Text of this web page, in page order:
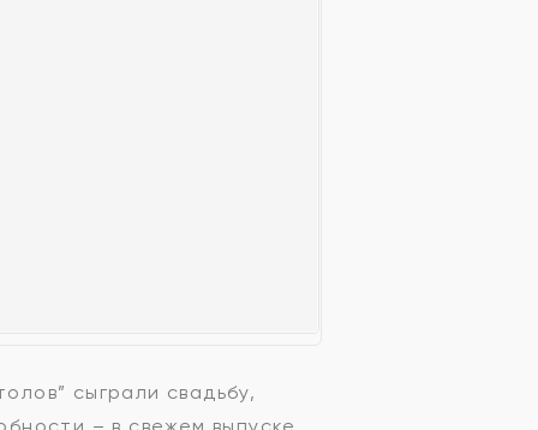
сыграли свадьбу,